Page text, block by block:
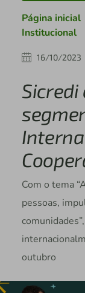
Página inicial
Institucional
16/10/2023
Sicredi
Com o tema
pessoas,
outubro